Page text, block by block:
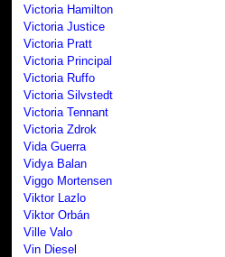
Victoria Hamilton
Victoria Justice
Victoria Pratt
Victoria Principal
Victoria Ruffo
Victoria Silvstedt
Victoria Tennant
Victoria Zdrok
Vida Guerra
Vidya Balan
Viggo Mortensen
Viktor Lazlo
Viktor Orbán
Ville Valo
Vin Diesel